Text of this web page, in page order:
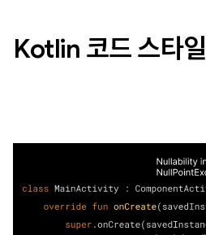
Kotlin 코드 스타일